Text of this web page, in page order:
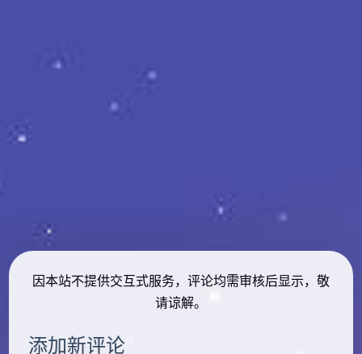
因本站不提供交互式服务，评论均需审核后显示，敬
请谅解。
添加新评论